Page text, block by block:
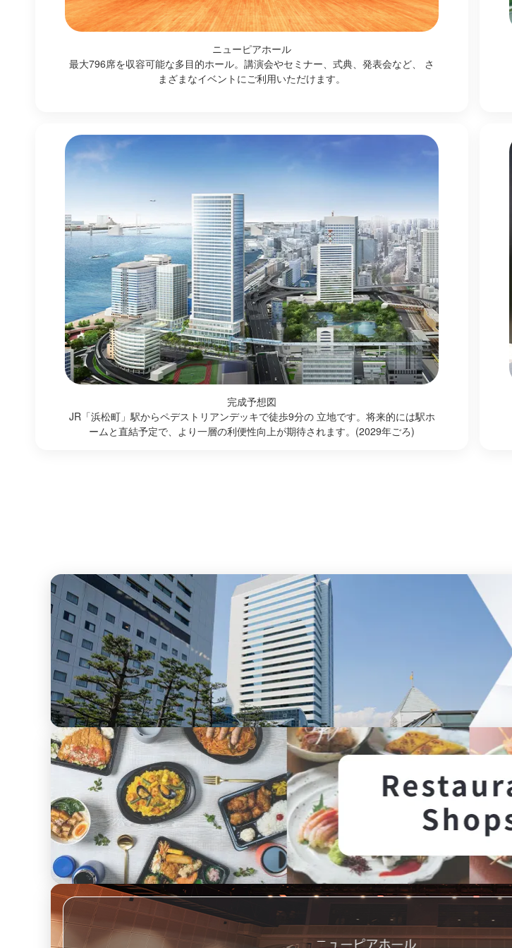
ニューピアホール
最大796席を収容可能な多目的ホール。講演会やセミナー、式典、発表会など、 さ
まざまなイベントにご利用いただけます。
完成予想図
JR「浜松町」駅からペデストリアンデッキで徒歩9分の 立地です。将来的には駅ホ
ームと直結予定で、より一層の利便性向上が期待されます。(2029年ごろ)